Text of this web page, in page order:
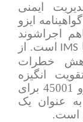
سیستم مدیریت ایمنی
ایزو
14001، ایزو 45001 باهم اجراشوند
IMS است. از
ایزو 45001 کاهش خطرات
انگیزه
کارگران، داشتن امتیاز گواهینامه ایزو 45001 برای
عنوان یک
است.